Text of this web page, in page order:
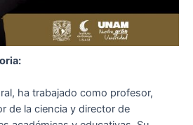
ha trabajado como profesor,
de la ciencia y director de